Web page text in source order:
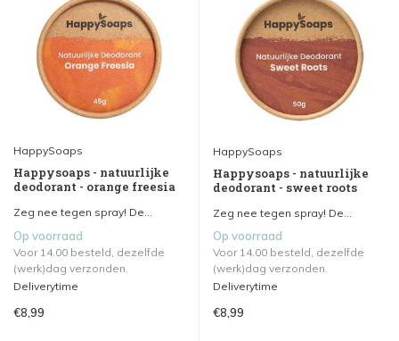
HappySoaps
Happysoaps - natuurlijke
deodorant - orange freesia
Zeg nee tegen spray! De...
Op voorraad
Voor 14.00 besteld, dezelfde
(werk)dag verzonden.
Deliverytime
€8,99
HappySoaps
Happysoaps - natuurlijke
deodorant - sweet roots
Zeg nee tegen spray! De...
Op voorraad
Voor 14.00 besteld, dezelfde
(werk)dag verzonden.
Deliverytime
€8,99